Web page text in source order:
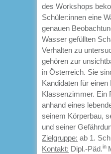
des Workshops
Schüler:innen eine
genauen
Wasser gefüllten
Verhalten zu
gehören zur
in Österreich. Sie
Kandidaten für einen
Klassenzimmer. Ein
anhand eines
seinem Körperbau,
und seiner
Zielgruppe: ab 1.
Kontakt: Dipl.-Päd.in